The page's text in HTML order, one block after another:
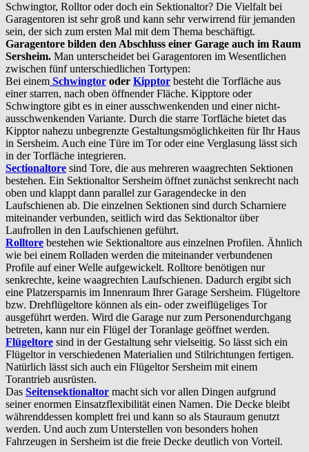
Schwingtor, Rolltor oder doch ein Sektionaltor? Die Vielfalt bei
Garagentoren ist sehr groß und kann sehr verwirrend für jemanden
sein, der sich zum ersten Mal mit dem Thema beschäftigt.
Garagentore bilden den Abschluss einer Garage auch im Raum
Sersheim. Man unterscheidet bei Garagentoren im Wesentlichen
zwischen fünf unterschiedlichen Tortypen:
Bei einem Schwingtor oder Kipptor besteht die Torfläche aus
einer starren, nach oben öffnender Fläche. Kipptore oder
Schwingtore gibt es in einer ausschwenkenden und einer nicht-
ausschwenkenden Variante. Durch die starre Torfläche bietet das
Kipptor nahezu unbegrenzte Gestaltungsmöglichkeiten für Ihr Haus
in Sersheim. Auch eine Türe im Tor oder eine Verglasung lässt sich
in der Torfläche integrieren.
Sectionaltore sind Tore, die aus mehreren waagrechten Sektionen
bestehen. Ein Sektionaltor Sersheim öffnet zunächst senkrecht nach
oben und klappt dann parallel zur Garagendecke in den
Laufschienen ab. Die einzelnen Sektionen sind durch Scharniere
miteinander verbunden, seitlich wird das Sektionaltor über
Laufrollen in den Laufschienen geführt.
Rolltore bestehen wie Sektionaltore aus einzelnen Profilen. Ähnlich
wie bei einem Rolladen werden die miteinander verbundenen
Profile auf einer Welle aufgewickelt. Rolltore benötigen nur
senkrechte, keine waagrechten Laufschienen. Dadurch ergibt sich
eine Platzersparnis im Innenraum Ihrer Garage Sersheim. Flügeltore
bzw. Drehflügeltore können als ein- oder zweiflügeliges Tor
ausgeführt werden. Wird die Garage nur zum Personendurchgang
betreten, kann nur ein Flügel der Toranlage geöffnet werden.
Flügeltore sind in der Gestaltung sehr vielseitig. So lässt sich ein
Flügeltor in verschiedenen Materialien und Stilrichtungen fertigen.
Natürlich lässt sich auch ein Flügeltor Sersheim mit einem
Torantrieb ausrüsten.
Das Seitensektionaltor macht sich vor allen Dingen aufgrund
seiner enormen Einsatzflexibilität einen Namen. Die Decke bleibt
währenddessen komplett frei und kann so als Stauraum genutzt
werden. Und auch zum Unterstellen von besonders hohen
Fahrzeugen in Sersheim ist die freie Decke deutlich von Vorteil.